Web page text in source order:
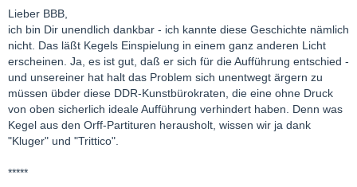
Lieber BBB,
ich bin Dir unendlich dankbar - ich kannte diese Geschichte nämlich
nicht. Das läßt Kegels Einspielung in einem ganz anderen Licht
erscheinen. Ja, es ist gut, daß er sich für die Aufführung entschied -
und unsereiner hat halt das Problem sich unentwegt ärgern zu
müssen übder diese DDR-Kunstbürokraten, die eine ohne Druck
von oben sicherlich ideale Aufführung verhindert haben. Denn was
Kegel aus den Orff-Partituren herausholt, wissen wir ja dank
"Kluger" und "Trittico".
*****